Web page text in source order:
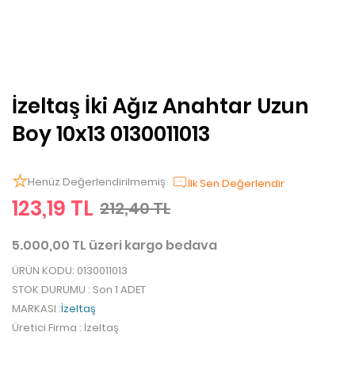
İzeltaş İki Ağız Anahtar Uzun
Boy 10x13 0130011013
Henüz Değerlendirilmemiş İlk Sen Değerlendir
123,19 TL 212,40 TL
5.000,00 TL üzeri kargo bedava
ÜRÜN KODU: 0130011013
STOK DURUMU : Son 1 ADET
MARKASI :İzeltaş
Üretici Firma : İzeltaş